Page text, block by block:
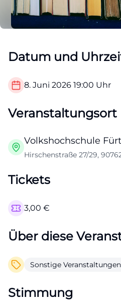
Datum und
8. Juni 2026 19:00 Uhr
Veranstaltungsort
Volkshochschule
Hirschenstraße 27/29,
Tickets
3,00 €
Über diese
Sonstige Veranstaltungen
Stimmung